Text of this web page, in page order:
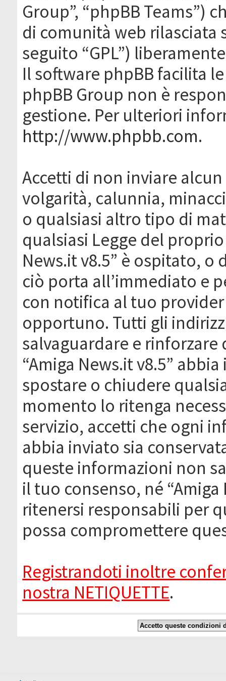
Group”, “phpBB Teams”)
di comunità web rilasciata
seguito “GPL”)
Il software phpBB facilita
phpBB Group non è
gestione. Per ulteriori
http://www.phpbb.com.
Accetti di non inviare
volgarità, calunnia,
o qualsiasi altro tipo di
qualsiasi Legge del
News.it v8.5” è ospitato, o
ciò porta all’immediato e
con notifica al tuo
opportuno. Tutti gli
salvaguardare e
“Amiga News.it v8.5”
spostare o chiudere
momento lo ritenga
servizio, accetti che ogni
abbia inviato sia
queste informazioni non
il tuo consenso, né
ritenersi responsabili per
possa compromettere
Registrandoti inoltre
nostra NETIQUETTE.